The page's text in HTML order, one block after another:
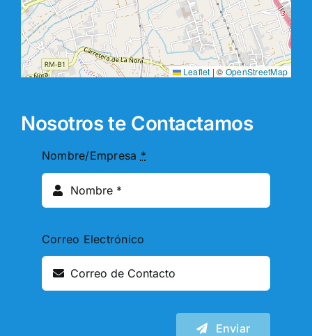
Leaflet |©OpenStreetMap
Nosotros te Contactamos
Nombre/Empresa *
Correo Electrónico
Enviar